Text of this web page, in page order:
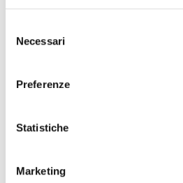
delNecessari
Preferenze
Statistiche
Marketing